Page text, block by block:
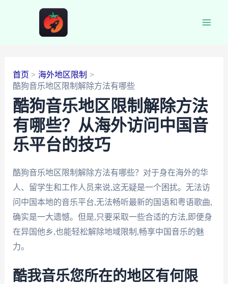
首页
海外地区限制
酷狗音乐地区限制解除方法有哪些
酷狗音乐地区限制解除方法
有哪些？从海外访问中国音
乐平台的技巧
酷狗音乐地区限制解除方法有哪些？对于身在海外的华
人、留学生和工作人员来说,这无疑是一个困扰。无法访
问中国本地的音乐平台,无法畅听最新的国语和粤语歌曲,
确实是一大遗憾。但是,只要采取一些合适的方法,即便身
在异国他乡,也能轻松解除地域限制,畅享中国音乐的魅
力。
酷我音乐您所在的地区有何限